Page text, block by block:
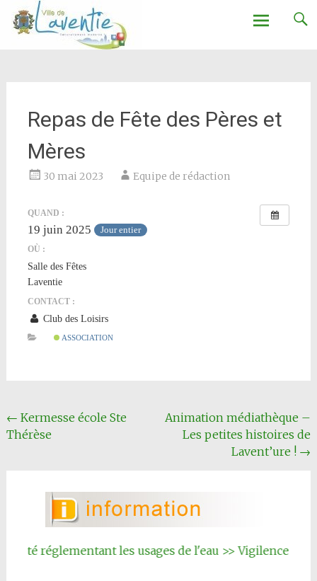
Ville de Laventie
Repas de Fête des Pères et
Mères
30 mai 2023 Equipe de rédaction
QUAND :
19 juin 2025
Jour entier
OÙ :
Salle des Fêtes
Laventie
CONTACT :
Club des Loisirs
ASSOCIATION
Navigation
Article
← Kermesse école Ste
Thérèse
Animation médiathèque –
Les petites histoires de
Lavent’ure ! →
réglementant les usages de l'eau >> Vigilence